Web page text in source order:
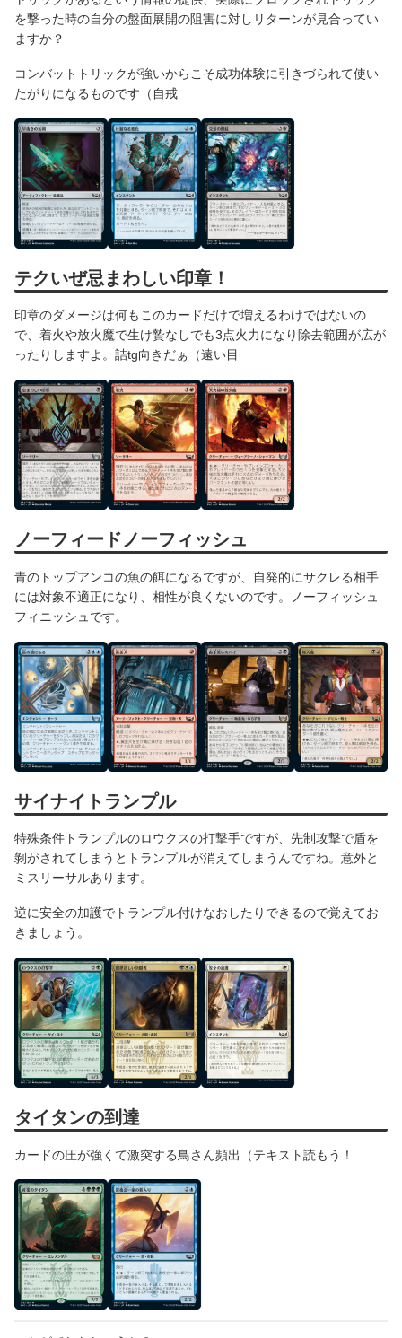
を撃った時の自分の盤面展開の阻害に対しリターンが見合ってい
ますか？
コンバットトリックが強いからこそ成功体験に引きづられて使い
たがりになるものです（自戒
テクいぜ忌まわしい印章！
印章のダメージは何もこのカードだけで増えるわけではないの
で、着火や放火魔で生け贄なしでも3点火力になり除去範囲が広が
ったりしますよ。詰tg向きだぁ（遠い目
ノーフィードノーフィッシュ
青のトップアンコの魚の餌になるですが、自発的にサクレる相手
には対象不適正になり、相性が良くないのです。ノーフィッシュ
フィニッシュです。
サイナイトランプル
特殊条件トランプルのロウクスの打撃手ですが、先制攻撃で盾を
剝がされてしまうとトランプルが消えてしまうんですね。意外と
ミスリーサルあります。
逆に安全の加護でトランプル付けなおしたりできるので覚えてお
きましょう。
タイタンの到達
カードの圧が強くて激突する鳥さん頻出（テキスト読もう！